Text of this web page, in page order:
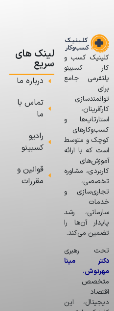
کلینیک کسب و
کار کسبینو
پلتفرمی جامع
برای
توانمندسازی
کارآفرینان،
استارتاپ‌ها و
کسب‌وکارهای
کوچک و متوسط
است که با ارائه
آموزش‌های
کاربردی، مشاوره
تخصصی،
تجاری‌سازی و
خدمات
سازمانی، رشد
پایدار آن‌ها را
تضمین می‌کند.
تحت رهبری
دکتر مینا
مهرنوش،
متخصص
اقتصاد
دیجیتال، این
لینک های
سریع
درباره ما
تماس با
ما
رادیو
کسبینو
قوانین و
مقررات